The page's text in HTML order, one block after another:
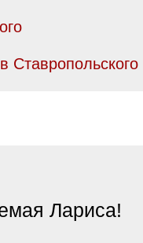
Ставропольского
Лариса!